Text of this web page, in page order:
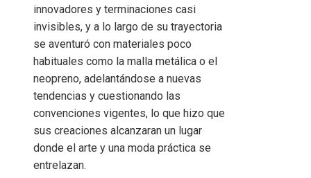
innovadores y terminaciones casi
invisibles, y a lo largo de su trayectoria
se aventuró con materiales poco
habituales como la malla metálica o el
neopreno, adelantándose a nuevas
tendencias y cuestionando las
convenciones vigentes, lo que hizo que
sus creaciones alcanzaran un lugar
donde el arte y una moda práctica se
entrelazan.